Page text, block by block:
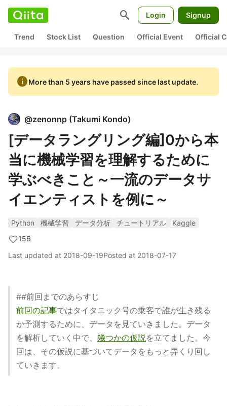
search Login Signup
Trend Stock List Question Official Event Official
infoMore than 5 years have passed since last update.
@zenonnp (Takumi Kondo)
[データラングリング編]0から本
当に機械学習を理解するために
学ぶべきこと～一流のデータサ
イエンティストを例に～
Python 機械学習 データ分析 チュートリアル
Kaggle
156
Last updated at 2018-09-19Posted at 2018-07-17
##前回までのあらすじ
前回の記事ではタイタニック号の乗客で誰が生き残る
か予測するために、データを見ていきました。データ
を解析していく中で、 幾つかの仮説を立てました。今
回は、その仮説に基づいてデータをもっと弄くり回し
ていきます。